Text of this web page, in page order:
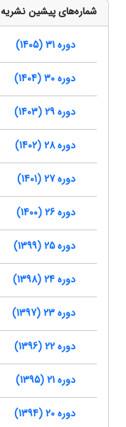
شماره‌های پیشین نشریه
دوره 31 (1405)
دوره 30 (1404)
دوره 29 (1403)
دوره 28 (1402)
دوره 27 (1401)
دوره 26 (1400)
دوره 25 (1399)
دوره 24 (1398)
دوره 23 (1397)
دوره 22 (1396)
دوره 21 (1395)
دوره 20 (1394)